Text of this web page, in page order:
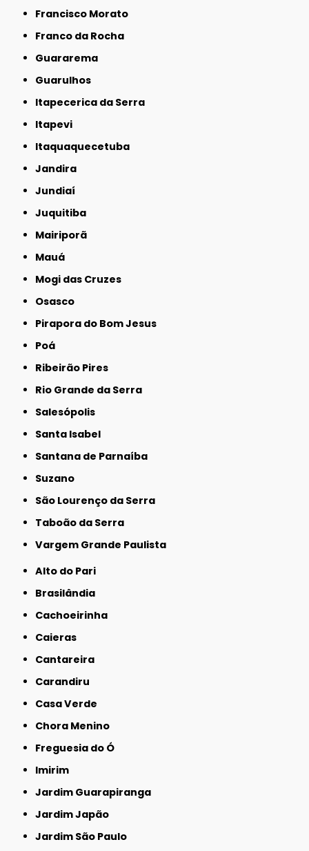
Francisco Morato
Franco da Rocha
Guararema
Guarulhos
Itapecerica da Serra
Itapevi
Itaquaquecetuba
Jandira
Jundiaí
Juquitiba
Mairiporã
Mauá
Mogi das Cruzes
Osasco
Pirapora do Bom Jesus
Poá
Ribeirão Pires
Rio Grande da Serra
Salesópolis
Santa Isabel
Santana de Parnaíba
Suzano
São Lourenço da Serra
Taboão da Serra
Vargem Grande Paulista
Alto do Pari
Brasilândia
Cachoeirinha
Caieras
Cantareira
Carandiru
Casa Verde
Chora Menino
Freguesia do Ó
Imirim
Jardim Guarapiranga
Jardim Japão
Jardim São Paulo